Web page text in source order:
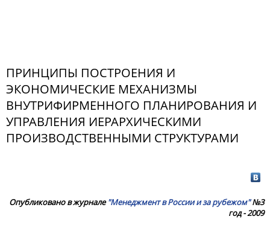
ПРИНЦИПЫ ПОСТРОЕНИЯ И
ЭКОНОМИЧЕСКИЕ МЕХАНИЗМЫ
ВНУТРИФИРМЕННОГО ПЛАНИРОВАНИЯ И
УПРАВЛЕНИЯ ИЕРАРХИЧЕСКИМИ
ПРОИЗВОДСТВЕННЫМИ СТРУКТУРАМИ
Опубликовано в журнале"Менеджмент в России и за рубежом"№3
год - 2009